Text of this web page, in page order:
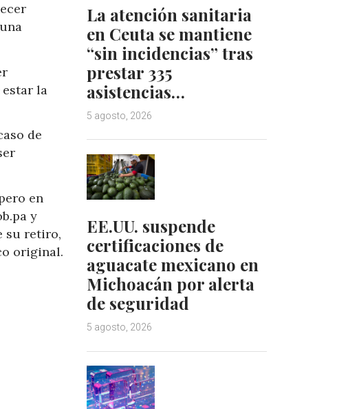
la
de
en
y
su retiro,
original.
La atención sanitaria
en Ceuta se mantiene
“sin incidencias” tras
prestar 335
asistencias…
5 agosto, 2026
EE.UU. suspende
certificaciones de
aguacate mexicano en
Michoacán por alerta
de seguridad
5 agosto, 2026